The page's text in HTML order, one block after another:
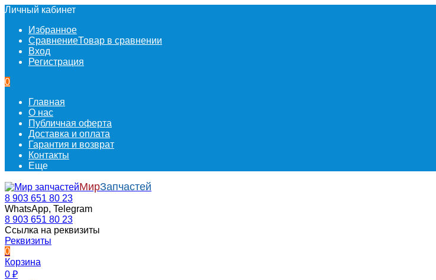
Личный кабинет
Избранное
СравнениеТовар в сравнении
Вход
Регистрация
0
Главная
О нас
Публичная оферта
Доставка и оплата
Гарантия и возврат
Контакты
Еще
МирЗапчастей
8 903 651 80 23
WhatsApp, Telegram
8 903 651 80 23
Ссылка на реквизиты
Реквизиты
0
Корзина
0 ₽